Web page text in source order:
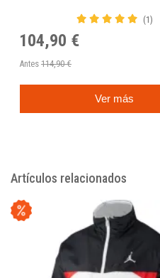
(1)
104,90 €
Antes 114,90 €
Ver más
Artículos relacionados